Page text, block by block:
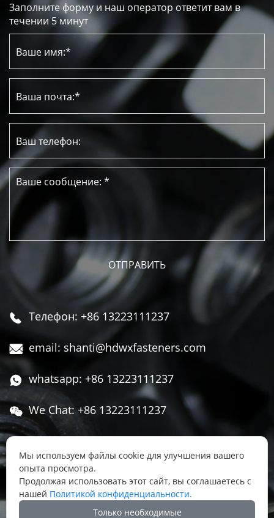
Заполните форму и наш оператор ответит вам в
течении 5 минут
 Телефон: +86 13223111237
 email: shanti@hdwxfasteners.com
 whatsapp: +86 13223111237
 We Chat: +86 13223111237
Адрес: Северная часть Западной улицы,
Чжоуцунь, поселок Сису, район Юннянь,
город Ханьдань, провинция Хэбэй, Китай
 
Мы используем файлы cookie для улучшения вашего
опыта просмотра.
Продолжая использовать этот сайт, вы соглашаетесь с
нашей Политикой конфиденциальности.
Только необходимые